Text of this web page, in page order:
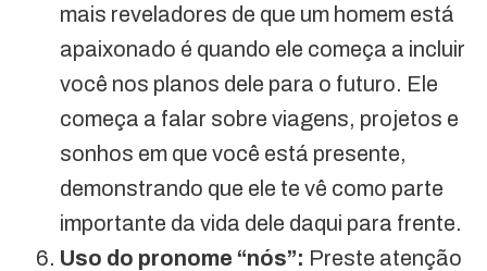
mais reveladores de que um homem está
apaixonado é quando ele começa a incluir
você nos planos dele para o futuro. Ele
começa a falar sobre viagens, projetos e
sonhos em que você está presente,
demonstrando que ele te vê como parte
importante da vida dele daqui para frente.
Uso do pronome “nós”: Preste atenção